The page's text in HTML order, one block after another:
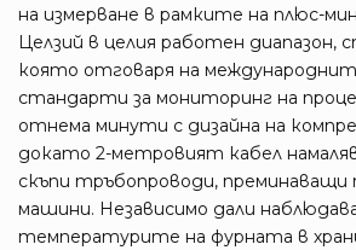
на измерване в рамките на плюс-
Целзий в целия работен диапазон,
която отговаря на
стандарти за мониторинг на
отнема минути с дизайна на
докато 2-метровият кабел
скъпи тръбопроводи, преминаващи
машини. Независимо дали
температурите на фурната в